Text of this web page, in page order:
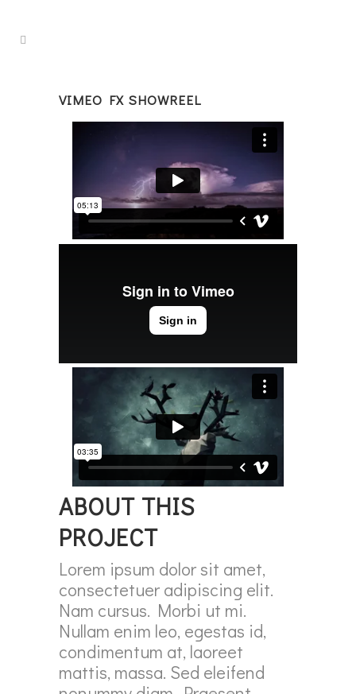
VIMEO FX SHOWREEL
ABOUT THIS
PROJECT
Lorem ipsum dolor sit amet,
consectetuer adipiscing elit.
Nam cursus. Morbi ut mi.
Nullam enim leo, egestas id,
condimentum at, laoreet
mattis, massa. Sed eleifend